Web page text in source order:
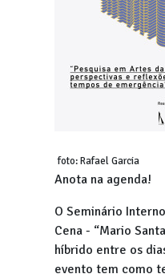
foto: Rafael Garcia
Anota na agenda!
O Seminário
Cena - “Mario
híbrido entre os
evento tem como